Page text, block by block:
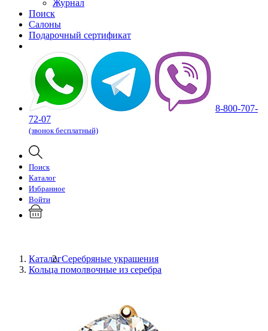
Журнал
Поиск
Салоны
Подарочный сертификат
8-800-707-
72-07
(звонок бесплатный)
Поиск
Каталог
Избранное
Войти
КаталогСеребряные украшения
Кольца помолвочные из серебра